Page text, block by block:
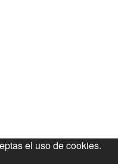
el uso de cookies.